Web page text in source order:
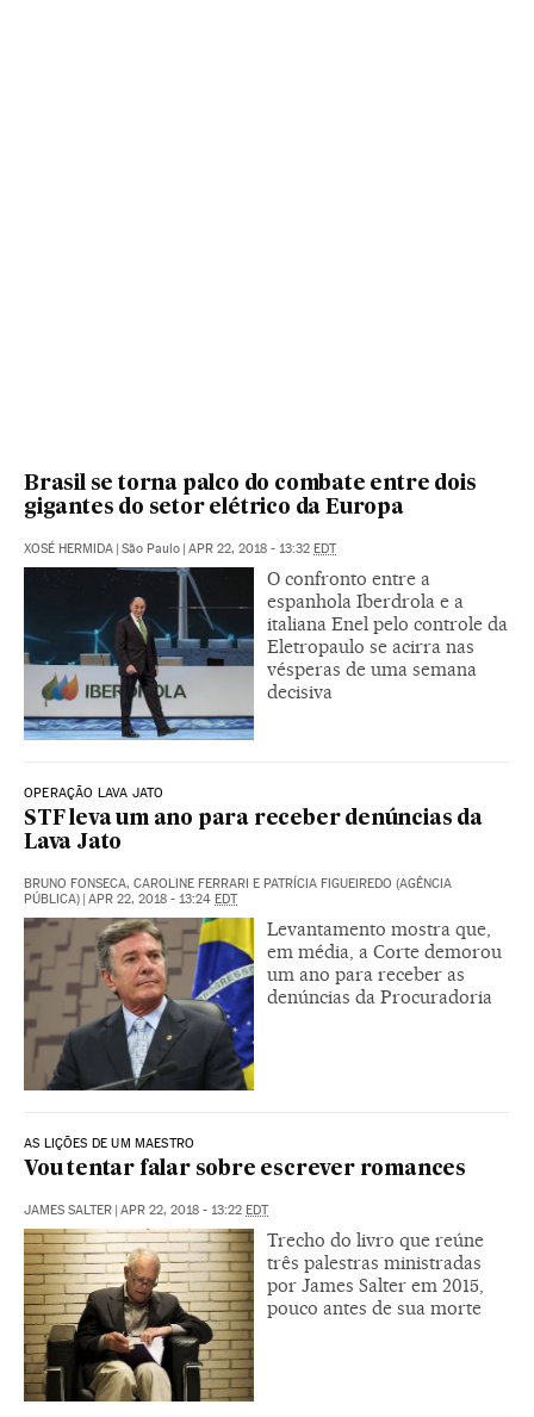
Brasil se torna palco do combate entre dois
gigantes do setor elétrico da Europa
XOSÉ HERMIDA | São Paulo | APR 22, 2018 - 13:32 EDT
O confronto entre a
espanhola Iberdrola e a
italiana Enel pelo controle da
Eletropaulo se acirra nas
vésperas de uma semana
decisiva
OPERAÇÃO LAVA JATO
STF leva um ano para receber denúncias da
Lava Jato
BRUNO FONSECA, CAROLINE FERRARI E PATRÍCIA FIGUEIREDO (AGÊNCIA
PÚBLICA) | APR 22, 2018 - 13:24 EDT
Levantamento mostra que,
em média, a Corte demorou
um ano para receber as
denúncias da Procuradoria
AS LIÇÕES DE UM MAESTRO
Vou tentar falar sobre escrever romances
JAMES SALTER | APR 22, 2018 - 13:22 EDT
Trecho do livro que reúne
três palestras ministradas
por James Salter em 2015,
pouco antes de sua morte